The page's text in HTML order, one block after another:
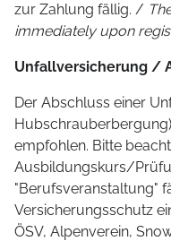
zur Zahlung fällig. /
immediately upon
Unfallversicherung /
Der Abschluss einer
empfohlen. Bitte
Ausbildungskurs/
"Berufsveranstaltung"
Versicherungsschutz
ÖSV, Alpenverein,